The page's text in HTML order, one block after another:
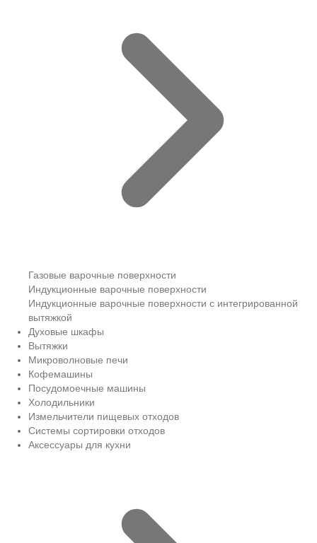
Газовые варочные поверхности
Индукционные варочные поверхности
Индукционные варочные поверхности с интегрированной
вытяжкой
Духовые шкафы
Вытяжки
Микроволновые печи
Кофемашины
Посудомоечные машины
Холодильники
Измельчители пищевых отходов
Системы сортировки отходов
Аксессуары для кухни